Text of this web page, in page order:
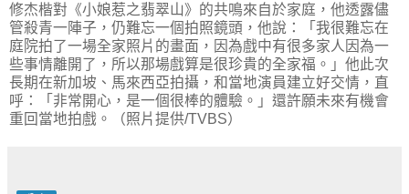
修杰楷對《小娘惹之翡翠山》的共鳴來自於家庭，他透露儘
管殺青一陣子，仍難忘一個拍照鏡頭，他說：「我很難忘在
庭院拍了一場全家照片的畫面，因為戲中有很多家人因為一
些事情離開了，所以那場戲算是很珍貴的全家福。」他此次
長期在新加坡、馬來西亞拍攝，和當地演員建立好交情，直
呼：「非常開心，是一個很棒的體驗。」還許願未來有機會
重回當地拍戲。（照片提供/TVBS）